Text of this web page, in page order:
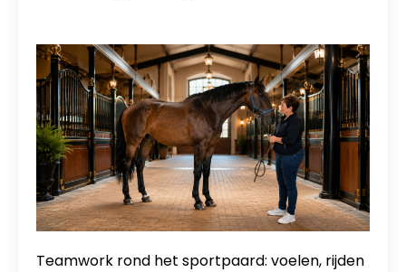
Teamwork rond het sportpaard: voelen, rijden